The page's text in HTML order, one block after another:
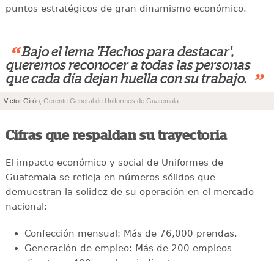
puntos estratégicos de gran dinamismo económico.
“ Bajo el lema 'Hechos para destacar',
queremos reconocer a todas las personas
que cada día dejan huella con su trabajo.
”
Víctor Girón , Gerente General de Uniformes de Guatemala.
Cifras que respaldan su trayectoria
El impacto económico y social de Uniformes de
Guatemala se refleja en números sólidos que
demuestran la solidez de su operación en el mercado
nacional:
Confección mensual: Más de 76,000 prendas.
Generación de empleo: Más de 200 empleos